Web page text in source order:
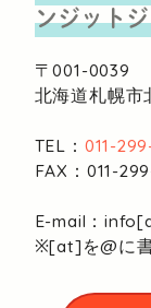
ンジット
〒001-0039
北海道札幌市
TEL： 011-
FAX：011-
E-mail：
※[at]を@に